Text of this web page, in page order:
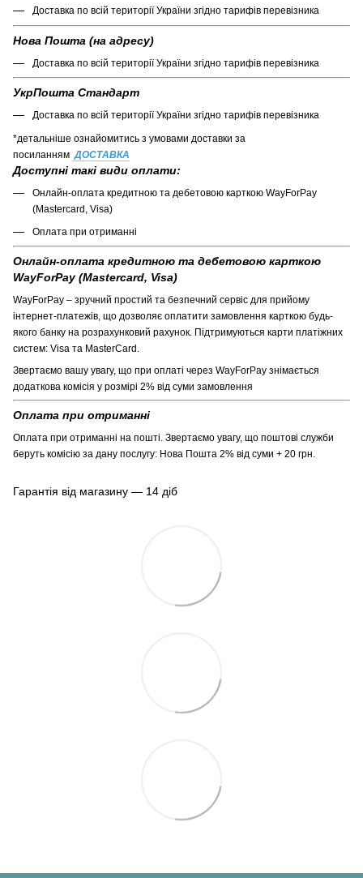
Доставка по всій території України згідно тарифів перевізника
Нова Пошта (на адресу)
Доставка по всій території України згідно тарифів перевізника
УкрПошта Стандарт
Доставка по всій території України згідно тарифів перевізника
*детальніше ознайомитись з умовами доставки за
посиланням ДОСТАВКА
Доступні такі види оплати:
Онлайн-оплата кредитною та дебетовою карткою WayForPay
(Mastercard, Visa)
Оплата при отриманні
Онлайн-оплата кредитною та дебетовою карткою
WayForPay (Mastercard, Visa)
WayForPay – зручний простий та безпечний сервіс для прийому
інтернет-платежів, що дозволяє оплатити замовлення карткою будь-
якого банку на розрахунковий рахунок. Підтримуються карти платіжних
систем: Visa та MasterCard.
Звертаємо вашу увагу, що при оплаті через WayForPay знімається
додаткова комісія у розмірі 2% від суми замовлення
Оплата при отриманні
Оплата при отриманні на пошті. Звертаємо увагу, що поштові служби
беруть комісію за дану послугу: Нова Пошта 2% від суми + 20 грн.
Гарантія від магазину — 14 діб